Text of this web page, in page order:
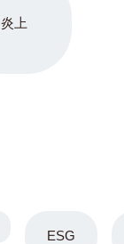
炎上
ESG